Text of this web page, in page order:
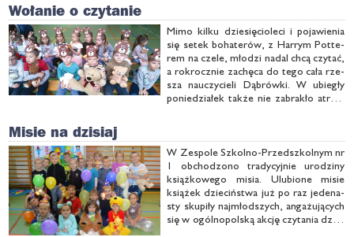
Wołanie o czytanie
Mi­mo kil­ku dzie­się­cio­le­ci i po­ja­wie­nia
się se­tek bo­ha­te­rów, z Har­rym Pot­te­
rem na cze­le, mło­dzi na­dal chcą czy­tać,
a rok­rocz­nie za­chę­ca do te­go ca­ła rze­
sza na­uczy­cie­li Dą­brów­ki. W ubie­gły
po­nie­dzia­łek tak­że nie za­bra­kło atrak­
Misie na dzisiaj
W Ze­spo­le Szkol­no-Przed­szkol­nym nr
1 ob­cho­dzo­no tra­dy­cyj­nie uro­dzi­ny
książ­ko­we­go mi­sia. Ulu­bio­ne mi­sie
ksią­żek dzie­ciń­stwa już po raz je­de­na­
sty sku­pi­ły naj­młod­szych, an­ga­żu­ją­cych
się w ogól­no­pol­ską ak­cję czy­ta­nia dzie­